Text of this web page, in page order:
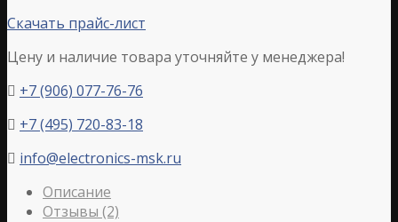
Скачать прайс-лист
Цену и наличие товара уточняйте у менеджера!
 +7 (906) 077-76-76
 +7 (495) 720-83-18
 info@electronics-msk.ru
Описание
Отзывы (2)